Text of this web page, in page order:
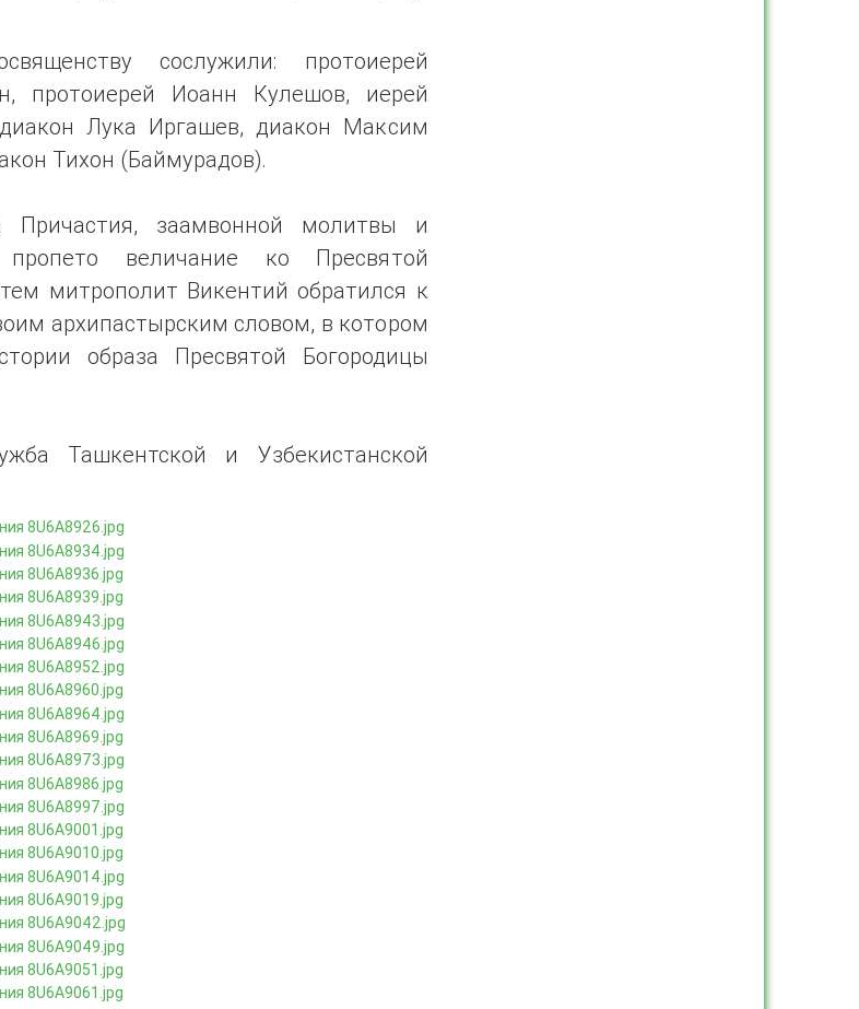
сослужили: протоиерей
протоиерей Иоанн Кулешов, иерей
Лука Иргашев, диакон Максим
Тихон (Баймурадов).
Причастия, заамвонной молитвы и
величание ко Пресвятой
митрополит Викентий обратился к
архипастырским словом, в котором
образа Пресвятой Богородицы
Ташкентской и Узбекистанской